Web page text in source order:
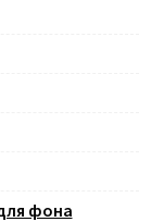
фона